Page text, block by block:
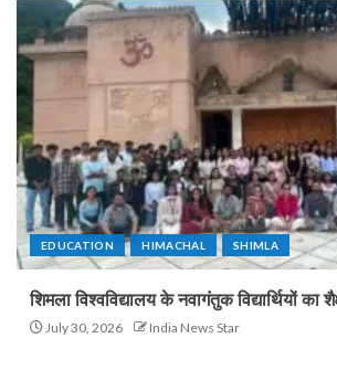
EDUCATION HIMACHAL SHIMLA
शिमला विश्वविद्यालय के नवागंतुक विद्यार्थियों का
July 30, 2026 India News Star